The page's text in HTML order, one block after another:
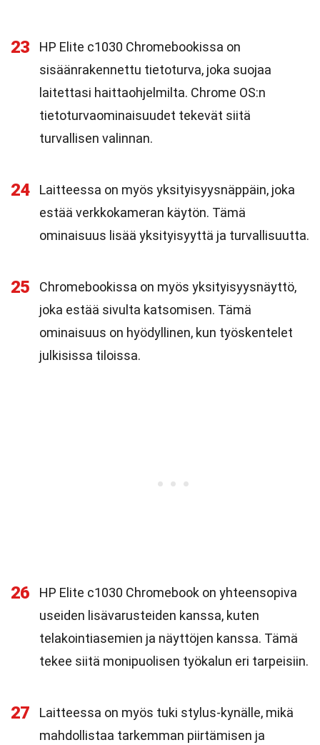
23
HP Elite c1030 Chromebookissa on
sisäänrakennettu tietoturva, joka suojaa
laitettasi haittaohjelmilta. Chrome OS:n
tietoturvaominaisuudet tekevät siitä
turvallisen valinnan.
24
Laitteessa on myös yksityisyysnäppäin, joka
estää verkkokameran käytön. Tämä
ominaisuus lisää yksityisyyttä ja turvallisuutta.
25
Chromebookissa on myös yksityisyysnäyttö,
joka estää sivulta katsomisen. Tämä
ominaisuus on hyödyllinen, kun työskentelet
julkisissa tiloissa.
26
HP Elite c1030 Chromebook on yhteensopiva
useiden lisävarusteiden kanssa, kuten
telakointiasemien ja näyttöjen kanssa. Tämä
tekee siitä monipuolisen työkalun eri tarpeisiin.
27
Laitteessa on myös tuki stylus-kynälle, mikä
mahdollistaa tarkemman piirtämisen ja